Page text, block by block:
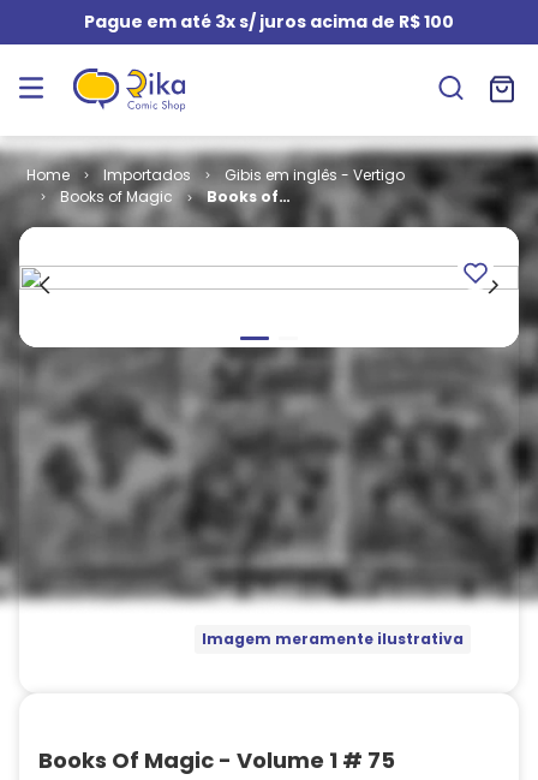
Pague em até 3x s/ juros acima de R$ 100
Importados
Gibis em inglês - Vertigo
Books of Magic
Books of
Magic -
Imagem meramente ilustrativa
Books Of Magic - Volume 1 # 75